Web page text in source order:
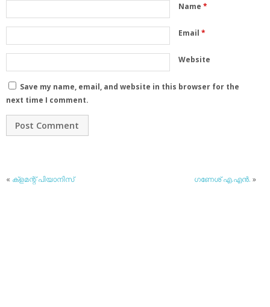
Name *
Email *
Website
Save my name, email, and website in this browser for the
next time I comment.
« ക്‌ളമന്റ് പിയാനിസ് ഗണേശ് എ.എന്‍. »